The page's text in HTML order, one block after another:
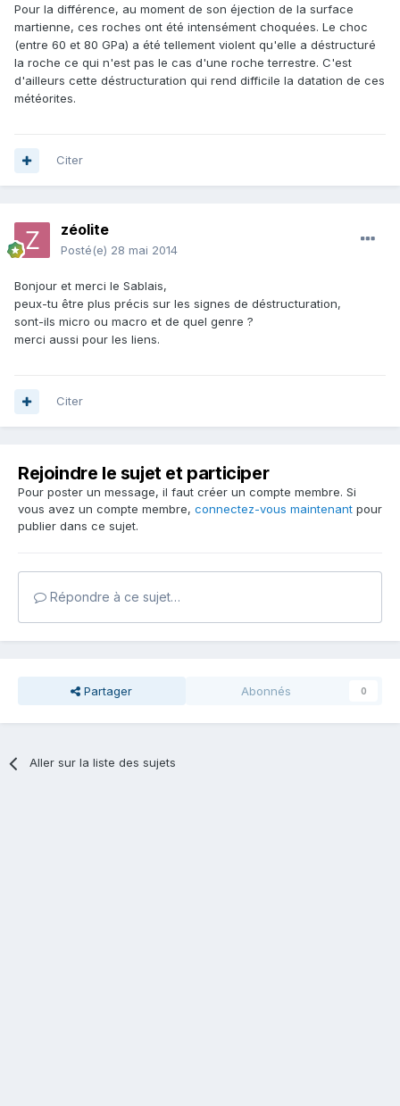
Pour la différence, au moment de son éjection de la surface
martienne, ces roches ont été intensément choquées. Le choc
(entre 60 et 80 GPa) a été tellement violent qu'elle a déstructuré
la roche ce qui n'est pas le cas d'une roche terrestre. C'est
d'ailleurs cette déstructuration qui rend difficile la datation de ces
météorites.
Citer
zéolite
Posté(e) 28 mai 2014
Bonjour et merci le Sablais,
peux-tu être plus précis sur les signes de déstructuration,
sont-ils micro ou macro et de quel genre ?
merci aussi pour les liens.
Citer
Rejoindre le sujet et participer
Pour poster un message, il faut créer un compte membre. Si
vous avez un compte membre, connectez-vous maintenant pour
publier dans ce sujet.
Répondre à ce sujet…
Partager Abonnés 0
Aller sur la liste des sujets